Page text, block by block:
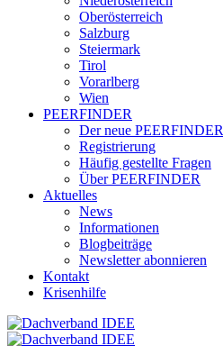
Oberösterreich
Salzburg
Steiermark
Tirol
Vorarlberg
Wien
PEERFINDER
Der neue PEERFINDER
Registrierung
Häufig gestellte Fragen
Über PEERFINDER
Aktuelles
News
Informationen
Blogbeiträge
Newsletter abonnieren
Kontakt
Krisenhilfe